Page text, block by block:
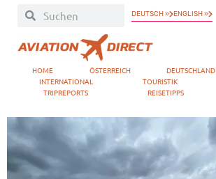
DEUTSCH » ENGLISH »
HOME ÖSTERREICH DEUTSCHLAND
INTERNATIONAL
TOURISTIK
TRIPREPORTS
REISETIPPS